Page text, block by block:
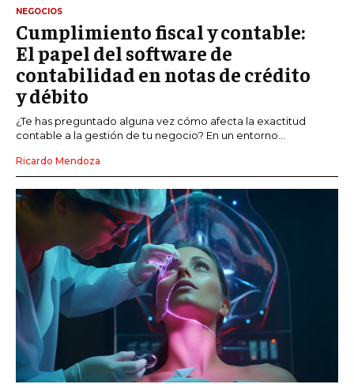
NEGOCIOS
Cumplimiento fiscal y contable:
El papel del software de
contabilidad en notas de crédito
y débito
¿Te has preguntado alguna vez cómo afecta la exactitud
contable a la gestión de tu negocio? En un entorno...
Ricardo Mendoza